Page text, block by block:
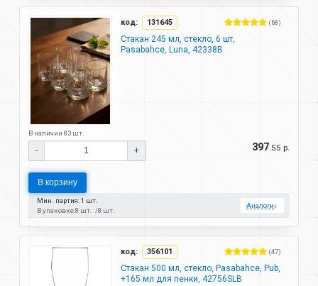
код: 131645 (68)
Стакан 245 мл, стекло, 6 шт,
Pasabahce, Luna, 42338B
В наличии 83 шт.
- + 397.55 р.
В корзину
Мин. партия: 1 шт.
В упаковке:8 шт. 8 шт.
Аналоги↓
код: 356101 (47)
Стакан 500 мл, стекло, Pasabahce, Pub,
+165 мл для пенки, 42756SLB